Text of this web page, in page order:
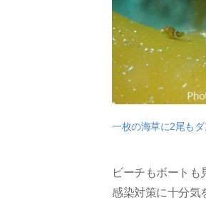
一枚の海草に2尾も
ビーチもボート
感染対策に十分気